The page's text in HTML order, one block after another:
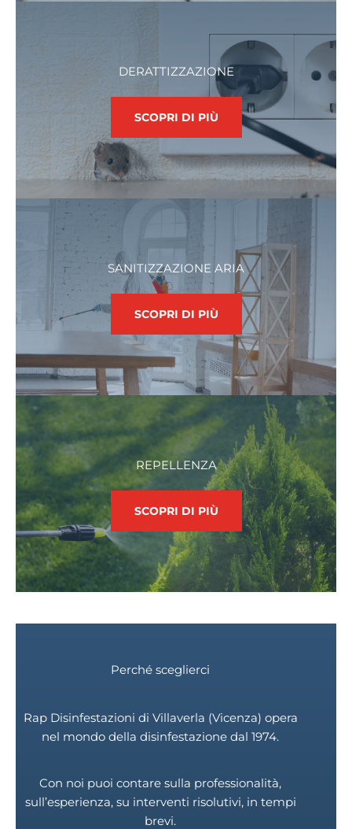
DERATTIZZAZIONE
SCOPRI DI PIÙ
SANITIZZAZIONE ARIA
SCOPRI DI PIÙ
REPELLENZA
SCOPRI DI PIÙ
Perché sceglierci
Rap Disinfestazioni di Villaverla (Vicenza) opera
nel mondo della disinfestazione dal 1974.
Con noi puoi contare sulla professionalità,
sull’esperienza, su interventi risolutivi, in tempi
brevi.